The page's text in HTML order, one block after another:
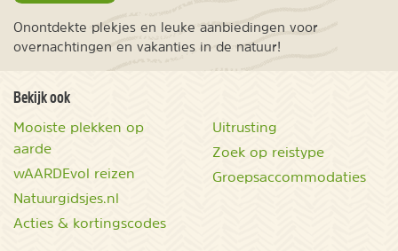
Onontdekte plekjes en leuke aanbiedingen voor
overnachtingen en vakanties in de natuur!
Bekijk ook
Mooiste plekken op
aarde
wAARDEvol reizen
Natuurgidsjes.nl
Acties & kortingscodes
Uitrusting
Zoek op reistype
Groepsaccommodaties